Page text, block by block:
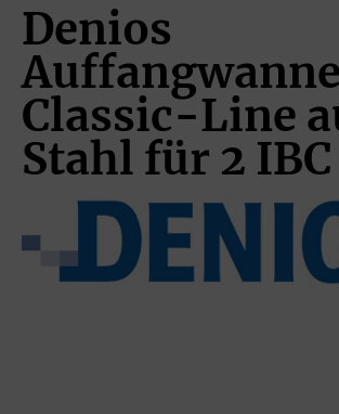
Denios
Auffangwanne
Classic-Line
Stahl für 2 IBC